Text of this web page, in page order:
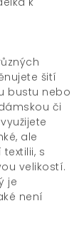
šití
bustu nebo
či
ale
s
velikostí.
je
není